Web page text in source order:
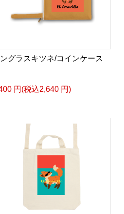
グラスキツネ/コインケース
円(税込2,640 円)